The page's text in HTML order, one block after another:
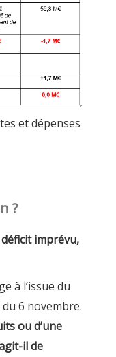
et dépenses
?
imprévu,
à l’issue du
6 novembre.
ou d’une
il de